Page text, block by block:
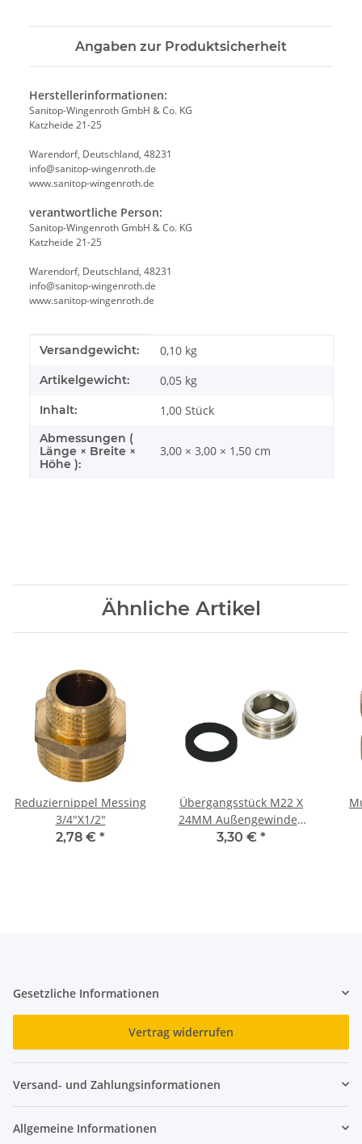
Angaben zur Produktsicherheit
Herstellerinformationen:
Sanitop-Wingenroth GmbH & Co. KG
Katzheide 21-25
Warendorf, Deutschland, 48231
info@sanitop-wingenroth.de
www.sanitop-wingenroth.de
verantwortliche Person:
Sanitop-Wingenroth GmbH & Co. KG
Katzheide 21-25
Warendorf, Deutschland, 48231
info@sanitop-wingenroth.de
www.sanitop-wingenroth.de
Produkteigenschaft
Wert
Versandgewicht: 0,10 kg
Artikelgewicht: 0,05 kg
Inhalt: 1,00 Stück
Abmessungen (
Länge × Breite ×
Höhe ):
3,00 × 3,00 × 1,50 cm
Ähnliche Artikel
Reduziernippel Messing
3/4"X1/2"
2,78 € *
Übergangsstück M22 X
24MM Außengewinden
Verchromt
3,30 € *
Gesetzliche Informationen
Vertrag widerrufen
Versand- und Zahlungsinformationen
Allgemeine Informationen